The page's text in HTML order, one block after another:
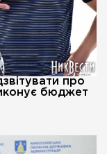
про
бюджет